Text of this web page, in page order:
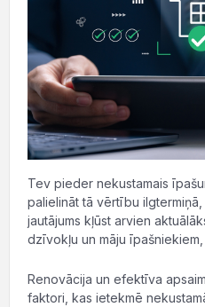
Tev pieder nekustamais
palielināt tā vērtību
jautājums kļūst arvien
dzīvokļu un māju
Renovācija un efektīva
faktori, kas ietekmē